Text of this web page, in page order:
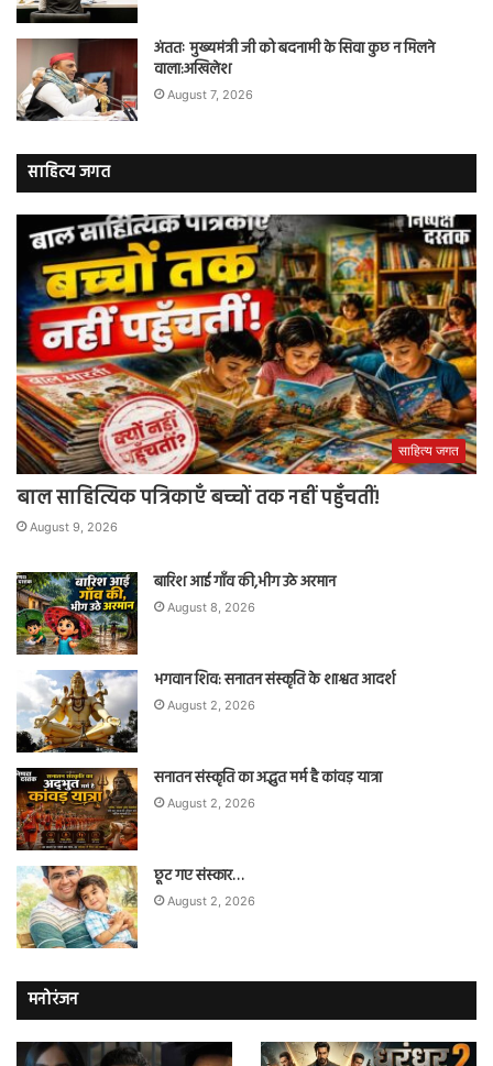
अंततः मुख्यमंत्री जी को बदनामी के सिवा कुछ न मिलने
वाला:अखिलेश
August 7, 2026
साहित्य जगत
साहित्य जगत
बाल साहित्यिक पत्रिकाएँ बच्चों तक नहीं पहुँचतीं!
August 9, 2026
बारिश आई गाँव की,भीग उठे अरमान
August 8, 2026
भगवान शिव: सनातन संस्कृति के शाश्वत आदर्श
August 2, 2026
सनातन संस्कृति का अद्भुत मर्म है कांवड़ यात्रा
August 2, 2026
छूट गए संस्कार…
August 2, 2026
मनोरंजन